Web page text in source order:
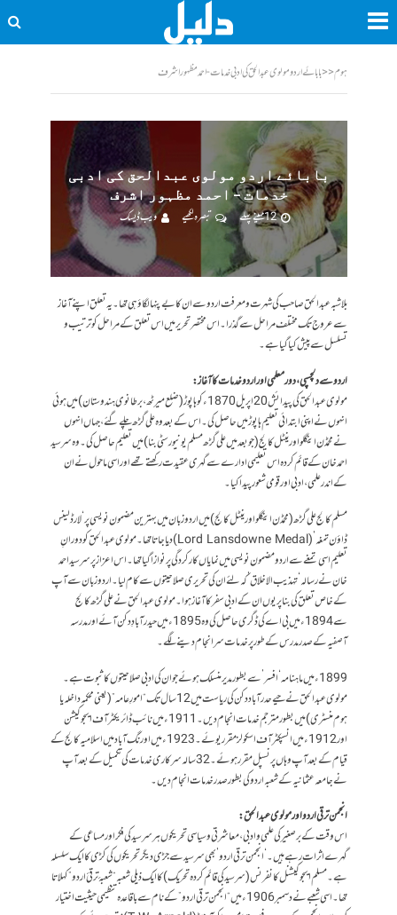
ہوم<<بابائے اردو مولوی عبدالحق کی ادبی خدمات - احمد مظہور اشرف
بابائے اردو مولوی عبدالحق کی ادبی
خدمات – احمد مظہور اشرف
12 مہینے پہلے
تبصرہ لکھیے ویب ڈیسک
بلاشبہ عبدالحق صاحب کی شہرت و معرفت اردو سے ان کا بےپنہا لگاؤ ہی تھا۔ یہ تعلق اپنے آغاز
سے عروج تک مختلف مراحل سے گذرا۔ اس مختصر تحریر میں اس تعلق کے مراحل کو ترتیب و
تسلسل سے پیش کیاگیا ہے۔
اردو سے دلچسپی، دور معلمی اور اردو خدمات کا آغاز:
مولوی عبدالحق کی پیدائش 20 اپریل 1870ء کو ہاپوڑ (ضلع میرٹھ، برطانوی ہندوستان) میں ہوئی
انہوں نے اپنی ابتدائی تعلیم ہاپوڑ میں حاصل کی۔ اس کے بعد وہ علی گڑھ چلے گئے، جہاں انہوں
نے محمڈن اینگلو اورینٹل کالج (جو بعد میں علی گڑھ مسلم یونیورسٹی بنا) میں تعلیم حاصل کی۔ وہ سر سید
احمد خان کے قائم کردہ اس تعلیمی ادارے سے گہری عقیدت رکھتے تھے اور اسی ماحول نے ان
کے اندر علمی، ادبی اور قومی شعور پیدا کیا۔
مسلم کالج علی گڑھ (محمڈن اینگلو اورینٹل کالج) میں اردو زبان میں بہترین مضمون نویسی پر ‘لارڈ لینس
ڈاؤن تمغہ’ (Lord Lansdowne Medal) دیا جاتا تھا۔ مولوی عبدالحق کو دورانِ
تعلیم اسی تمغے سے اردو مضمون نویسی میں نمایاں کارکردگی پر نوازا گیا تھا۔اس اعزاز پر سر سید احمد
خان نے رسالہ ‘تہذیب الاخلاق’ کہ لئے ان کی تحریری صلاحیتوں سے کام لیا۔ اردو زبان سے آپ
کے خاص تعلق کی بنا پر یوں ان کے ادبی سفر کاآغاز ہوا۔ مولوی عبدالحق نے علی گڑھ کالج
سے 1894ء میں بی اے کی ڈگری حاصل کی وہ 1895ء میں حیدرآبادِ دکن آئے اور مدرسہ
آصفیہ کے صدر مدرس کے طور پر خدمات سر انجام دینے لگے۔
1899ء میں ماہنامہ ‘افسر’ سے بطور مدیر منسلک ہوئے جو ان کی ادبی صلاحیتوں کا ثبوت ہے۔
مولوی عبدالحق نے حیے حدرآباد دکن کی ریاست میں 12 سال تک “امورِ عامہ” (یعنی محکمہ داخلہ یا
ہوم منسٹری) میں بطور مترجم خدمات انجام دیں۔ 1911ء میں نائب ڈائریکٹر آف ایجوکیشن
اور 1912ء میں انسپکٹر آف اسکولز مقرر یوئے۔ 1923ء میں اورنگ آباد میں اسلامیہ کالج کے
قیام کے بعد آپ وہاں پرنسپل مقرر ہوئے۔ 32 سالہ سرکاری خدمات کی تکمیل کے بعد آپ
نے جامعہ عثمانیہ کے شعبہ اردو کی بطور صدر خدمات انجام دیں۔
انجمن ترقی اردو اور مولوی عبدالحق:
اس وقت کے برصغیر کی علمی و ادبی، معاشرتی و سیاسی تحریکوں ہر سر سید کی فکر اور مساعی کے
گہرے اثرات رہے ہیں۔ ‘انجمن ترقی اردو’ بھی سر سید سے جڑی دیگر تحریکوں کی کڑی کا ایک سلسلہ
ہے۔ مسلم ایجوکیشنل کانفرنس (سر سید کی قائم کردہ تحریک) کا ایک ذیلی شعبہ “شعبۂ ترقیٔ اردو” کہلاتا
تھا۔اسی شعبے نے دسمبر 1906ء میں “انجمن ترقی اردو” کے نام سے باقاعدہ تنظیمی حیثیت اختیار